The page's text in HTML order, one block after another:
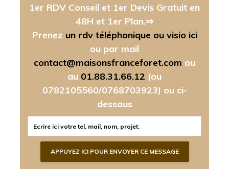
1er RDV Conseil et 1er Devis Gratuit en
48H et 1er Plan.⇒
Prenez un rdv téléphonique ou visio ici
ou par mail
contact@maisonsfranceforet.com ou
au 01.88.31.66.12 (ou
0782105560/0768703923) ou ci-
dessous